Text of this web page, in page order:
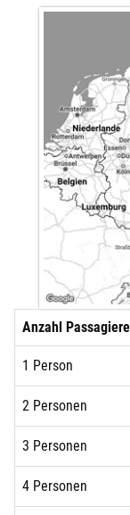
Anzahl Passagiere
1 Person
2 Personen
3 Personen
4 Personen